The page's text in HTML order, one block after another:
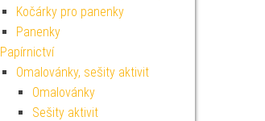
Kočárky pro panenky
Panenky
Papírnictví
Omalovánky, sešity aktivit
Omalovánky
Sešity aktivit